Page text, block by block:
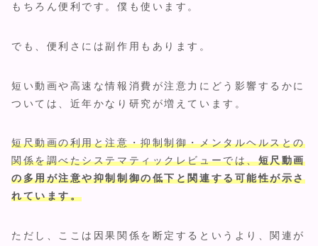
もちろん便利です。僕も使います。
でも、便利さには副作用もあります。
短い動画や高速な情報消費が注意力にどう影響するかに
ついては、近年かなり研究が増えています。
短尺動画の利用と注意・抑制制御・メンタルヘルスとの
関係を調べたシステマティックレビューでは、短尺動画
の多用が注意や抑制制御の低下と関連する可能性が示さ
れています。
ただし、ここは因果関係を断定するというより、関連が